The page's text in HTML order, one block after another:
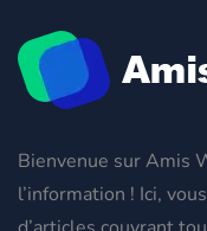
Bienvenue sur Amis
l’information ! Ici,